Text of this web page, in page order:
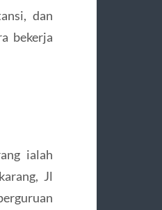
dan
bekerja
ialah
Jl